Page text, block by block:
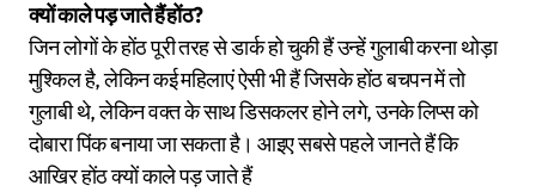
क्यों काले पड़ जाते हैं होंठ?
जिन लोगों के होंठ पूरी तरह से डार्क हो चुकी हैं उन्हें गुलाबी करना थोड़ा
मुश्किल है, लेकिन कई महिलाएं ऐसी भी हैं जिसके होंठ बचपन में तो
गुलाबी थे, लेकिन वक्त के साथ डिसकलर होने लगे, उनके लिप्स को
दोबारा पिंक बनाया जा सकता है। आइए सबसे पहले जानते हैं कि
आखिर होंठ क्यों काले पड़ जाते हैं